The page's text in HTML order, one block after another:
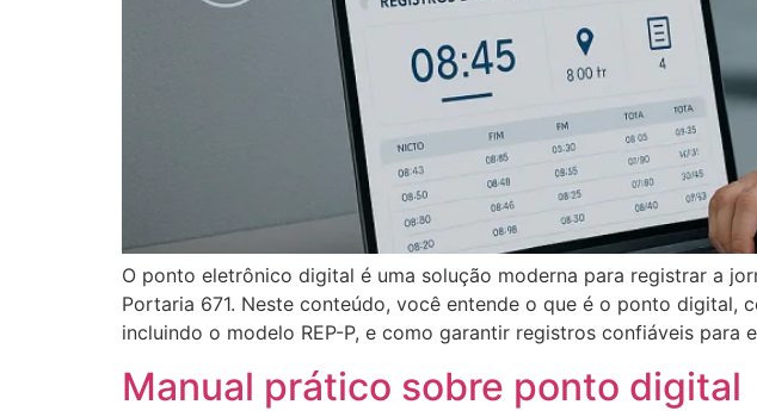
O ponto eletrônico digital é uma solução moderna para registrar a
Portaria 671. Neste conteúdo, você entende o que é o ponto digital,
incluindo o modelo REP-P, e como garantir registros confiáveis para
Manual prático sobre ponto digital